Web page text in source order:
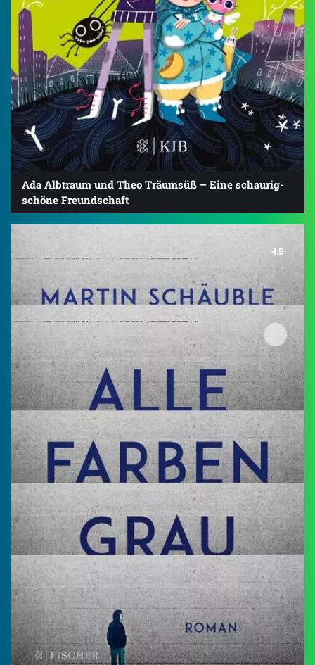
Ada Albtraum und Theo Träumsüß – Eine schaurig-
schöne Freundschaft
4.5